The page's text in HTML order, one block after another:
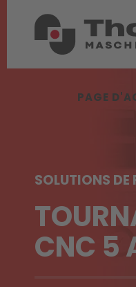
PAGE
SOLUTIONS
CNC 5